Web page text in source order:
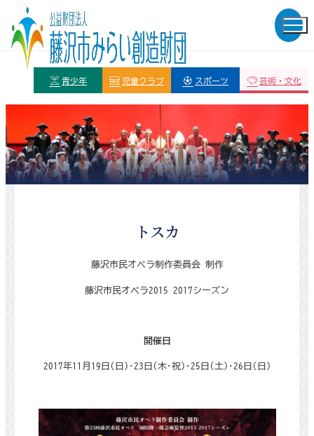
青少年 児童クラブ スポーツ 芸術・文化
トスカ
藤沢市民オペラ制作委員会 制作
藤沢市民オペラ2015-2017シーズン
開催日
2017年11 月 19日(日) ･23日(木･祝) ･25日(土) ･26日(日)